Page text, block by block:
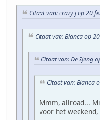
Citaat van: crazy j op 20
Citaat van: Bianca op
Citaat van: De Sjeng
Citaat van: Bianca
Mmm, allroad...
voor het